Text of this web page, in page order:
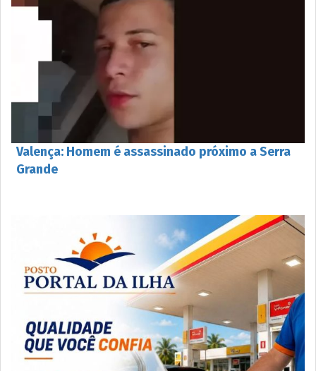
Valença: Homem é assassinado próximo a Serra
Grande